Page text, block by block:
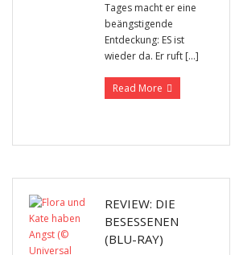
Tages macht er eine
beängstigende
Entdeckung: ES ist
wieder da. Er ruft […]
Read More
REVIEW: DIE
BESESSENEN
(BLU-RAY)